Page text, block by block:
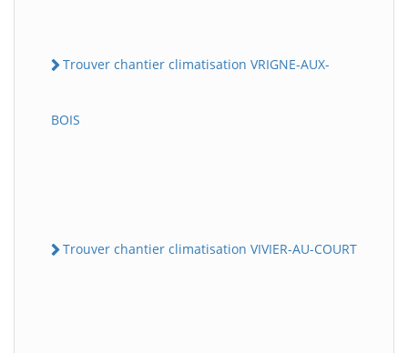
Trouver chantier climatisation VRIGNE-AUX-
BOIS
Trouver chantier climatisation VIVIER-AU-COURT